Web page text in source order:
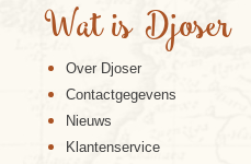
Wat is Djoser
Over Djoser
Contactgegevens
Nieuws
Klantenservice